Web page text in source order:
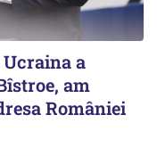
Ucraina a
am
României